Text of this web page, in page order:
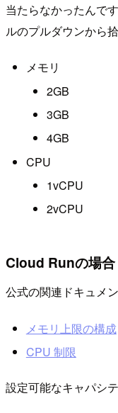
当たらなかったんで
ルのプルダウンから
メモリ
2GB
3GB
4GB
CPU
1vCPU
2vCPU
Cloud Runの場合
公式の関連ドキュメン
メモリ上限の構成
CPU 制限
設定可能なキャパシ